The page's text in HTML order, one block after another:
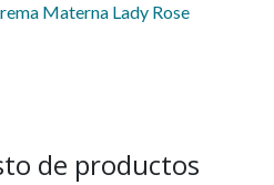
Materna Lady Rose
de productos